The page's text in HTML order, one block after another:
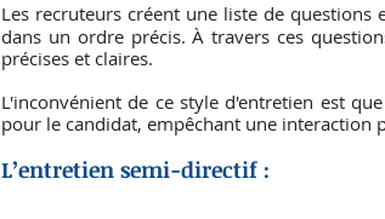
Les recruteurs créent une liste de questions
dans un ordre précis. À travers ces
précises et claires.
L'inconvénient de ce style d'entretien est
pour le candidat, empêchant une interaction
L’entretien semi-directif :